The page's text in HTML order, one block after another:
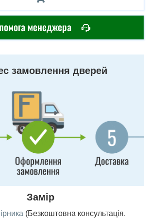
менеджера
замовлення дверей
Замір
(Безкоштовна консультація.